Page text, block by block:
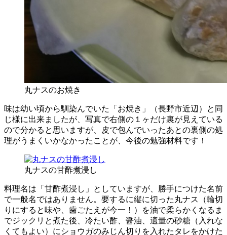
丸ナスのお焼き
味は幼い頃から馴染んでいた「お焼き」（長野市近辺）と同
じ様に出来ましたが、写真で右側の１ヶだけ裏が見えている
ので分かると思いますが、皮で包んでいったあとの裏側の処
理がうまくいかなかったことが、今後の勉強材料です！
丸ナスの甘酢煮浸し
料理名は「甘酢煮浸し」としていますが、勝手につけた名前
で一般名ではありません。要するに縦に切った丸ナス（輪切
りにすると味や、歯ごたえが今一！）を油で柔らかくなるま
でジックリと煮た後、冷たい酢、醤油、適量の砂糖（入れな
くてもよい）にショウガのみじん切りを入れたタレをかけた